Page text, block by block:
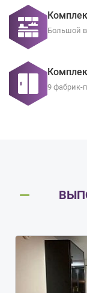
Большой
9 фабрик-